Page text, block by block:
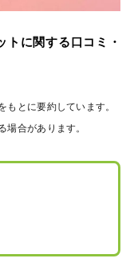
トに関する口コミ・
とに要約しています。
合があります。